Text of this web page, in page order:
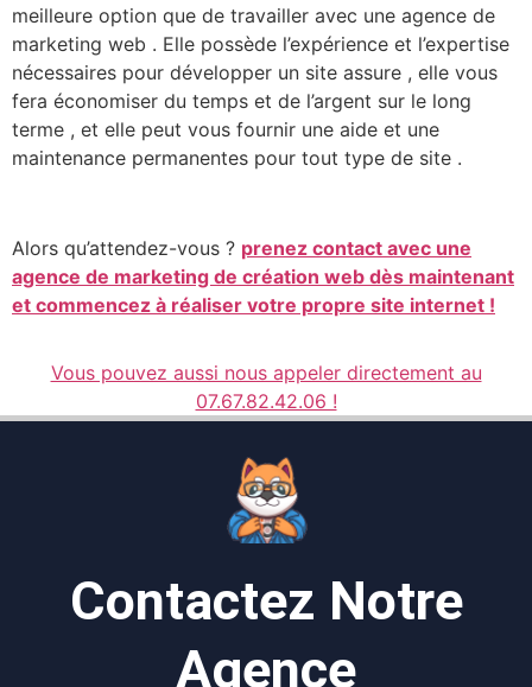
meilleure option que de travailler avec une agence de
marketing web . Elle possède l’expérience et l’expertise
nécessaires pour développer un site assure , elle vous
fera économiser du temps et de l’argent sur le long
terme , et elle peut vous fournir une aide et une
maintenance permanentes pour tout type de site .
Alors qu’attendez-vous ? prenez contact avec une
agence de marketing de création web dès maintenant
et commencez à réaliser votre propre site internet !
Vous pouvez aussi nous appeler directement au
07.67.82.42.06 !
Contactez Notre
Agence